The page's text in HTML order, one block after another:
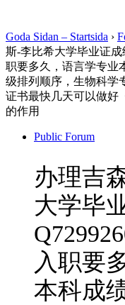
Goda Sidan – Startsida ›
斯-李比希大学毕业证成
职要多久，语言学专业
级排列顺序，生物科学
证书最快几天可以做好
的作用
Public Forum
办理吉
大学毕
入职要
本科成